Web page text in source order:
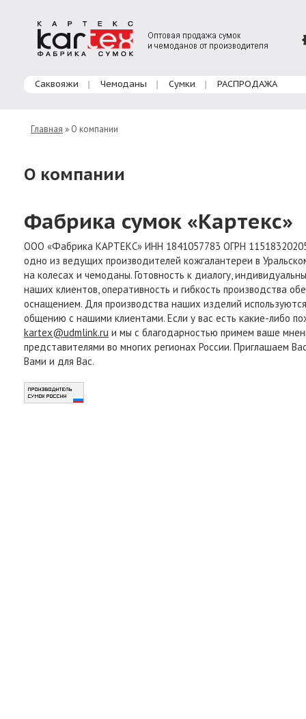
Главное меню
Саквояжи Чемоданы Сумки РАСПРОДАЖА
Главная » О компании
О компании
Фабрика сумок «Картекс»
ООО «Фабрика КАРТЕКС» ИНН 1841057783 ОГРН
одно из ведущих производителей кожгалантереи в
на колесах и чемоданы. Готовность к диалогу,
наших клиентов, оперативность и гибкость производства
оснащением. Для производства наших изделий
общению с нашими клиентами. Если у вас есть какие-либо
kartex@udmlink.ru и мы с благодарностью примем ваше
представителями во многих регионах России. Приглашаем
Вами и для Вас.